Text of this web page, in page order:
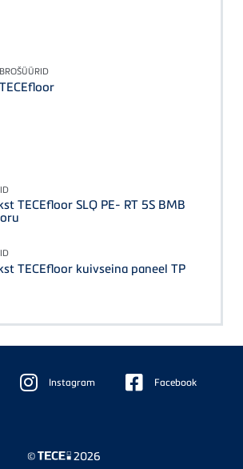
BROŠÜÜRID
TECEfloor
TECEfloor SLQ PE- RT 5S BMB
TECEfloor kuivseina paneel TP
Instagram Facebook
© 2026